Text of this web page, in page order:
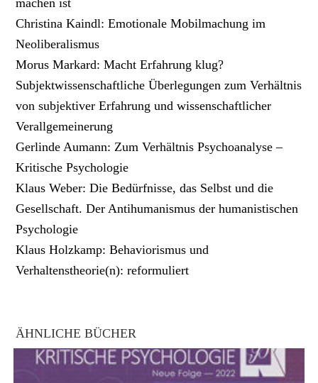
machen ist
Christina Kaindl: Emotionale Mobilmachung im
Neoliberalismus
Morus Markard: Macht Erfahrung klug?
Subjektwissenschaftliche Überlegungen zum Verhältnis
von subjektiver Erfahrung und wissenschaftlicher
Verallgemeinerung
Gerlinde Aumann: Zum Verhältnis Psychoanalyse –
Kritische Psychologie
Klaus Weber: Die Bedürfnisse, das Selbst und die
Gesellschaft. Der Antihumanismus der humanistischen
Psychologie
Klaus Holzkamp: Behaviorismus und
Verhaltenstheorie(n): reformuliert
ÄHNLICHE BÜCHER